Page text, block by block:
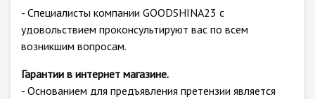
- Специалисты компании GOODSHINA23 с
удовольствием проконсультируют вас по всем
возникшим вопросам.
Гарантии в интернет магазине.
- Основанием для предъявления претензии является